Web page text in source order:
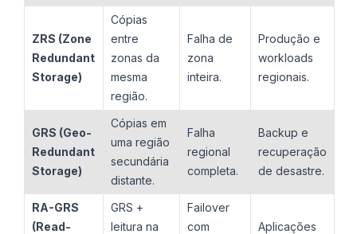
ZRS (Zone
Redundant
Storage)
Cópias
entre
zonas da
mesma
região.
Falha de
zona
inteira.
Produção e
workloads
regionais.
GRS (Geo-
Redundant
Storage)
Cópias em
uma região
secundária
distante.
Falha
regional
completa.
Backup e
recuperação
de desastre.
RA-GRS
(Read-
GRS +
leitura na
Failover
com
Aplicações